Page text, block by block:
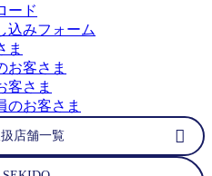
ード
込みフォーム
ま
お客さま
客さま
のお客さま
店舗一覧